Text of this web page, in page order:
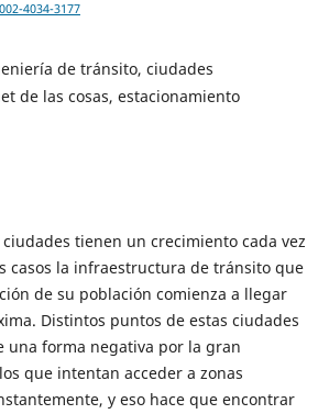
4034-3177
de tránsito, ciudades
de las cosas, estacionamiento
tienen un crecimiento cada vez
casos la infraestructura de tránsito que
de su población comienza a llegar
Distintos puntos de estas ciudades
una forma negativa por la gran
que intentan acceder a zonas
y eso hace que encontrar